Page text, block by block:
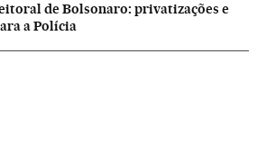
de Bolsonaro: privatizações e
a Polícia